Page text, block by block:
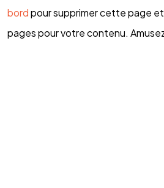
bordpour supprimer cette page
pages pour votre contenu.